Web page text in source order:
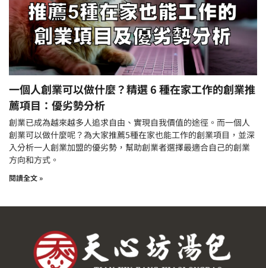
一個人創業可以做什麼？精選 6 種在家工作的創業推
薦項目：優劣勢分析
創業已成為越來越多人追求自由、實現自我價值的途徑。而一個人
創業可以做什麼呢？為大家推薦5種在家也能工作的創業項目，並深
入分析一人創業加盟的優劣勢，幫助創業者選擇最適合自己的創業
方向和方式。
閱讀全文 »